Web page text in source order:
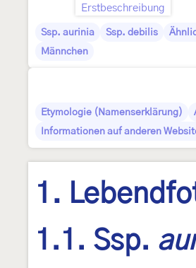
Erstbeschreibung
Ssp. aurinia Ssp. debilis
Männchen
Etymologie (Namenserklärung)
Informationen auf anderen
1.
1.1. Ssp.